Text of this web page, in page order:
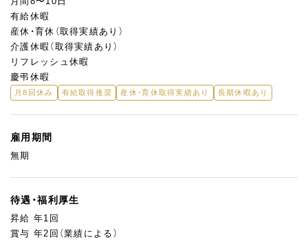
有給休暇
産休・育休（取得実績あり）
介護休暇（取得実績あり）
リフレッシュ休暇
慶弔休暇
月8回休み 有給取得推奨 産休・育休取得実績あり 長期休暇あり
雇用期間
無期
待遇・福利厚生
昇給 年1回
賞与 年2回（業績による）